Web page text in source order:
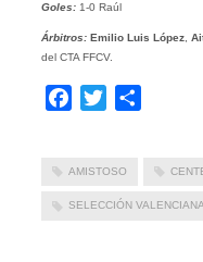
Goles:1-0 Raúl
Árbitros: Emilio Luis López,
del CTA FFCV.
Facebook
Twitter
AMISTOSO
SELECCIÓN